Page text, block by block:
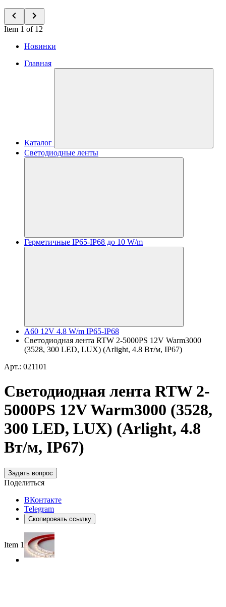
Item 1 of 12
Новинки
Главная
Каталог
Светодиодные ленты
Герметичные IP65-IP68 до 10 W/m
A60 12V 4.8 W/m IP65-IP68
Светодиодная лента RTW 2-5000PS 12V Warm3000
(3528, 300 LED, LUX) (Arlight, 4.8 Вт/м, IP67)
Арт.: 021101
Светодиодная лента RTW 2-
5000PS 12V Warm3000 (3528,
300 LED, LUX) (Arlight, 4.8
Вт/м, IP67)
Задать вопрос
Поделиться
ВКонтакте
Telegram
Скопировать ссылку
Item 1 of 4